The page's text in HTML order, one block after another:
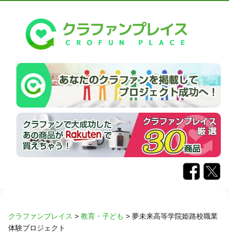
クラファンプレイス > 教育・子ども > 夢未来高等学院姫路校職業
体験プロジェクト